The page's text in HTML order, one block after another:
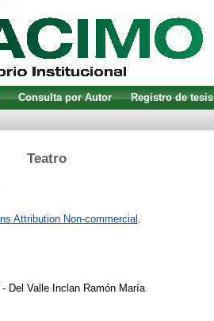
Consulta por Autor Registro de tesis
Teatro
Attribution Non-commercial .
Del Valle Inclan Ramón María